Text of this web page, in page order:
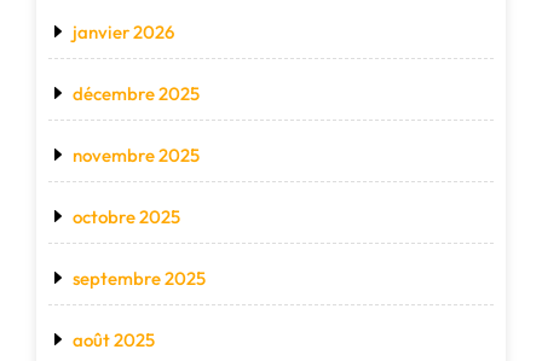
janvier 2026
décembre 2025
novembre 2025
octobre 2025
septembre 2025
août 2025